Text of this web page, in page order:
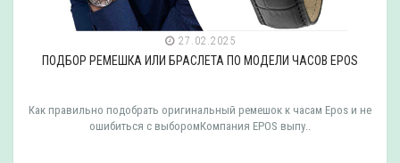
27.02.2025
ПОДБОР РЕМЕШКА ИЛИ БРАСЛЕТА ПО МОДЕЛИ ЧАСОВ EPOS
Как правильно подобрать оригинальный ремешок к часам Epos и не
ошибиться с выборомКомпания EPOS выпу..